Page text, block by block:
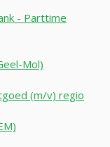
- Parttime
Mol)
(m/v) regio